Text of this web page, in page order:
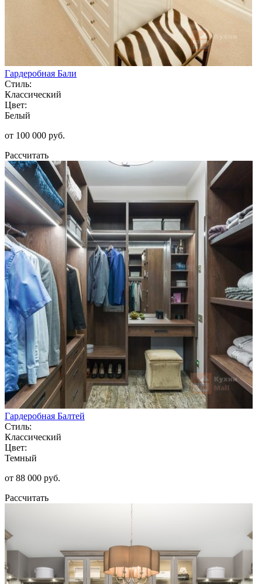
Гардеробная Бали
Стиль:
Классический
Цвет:
Белый
от 100 000 руб.
Рассчитать
Гардеробная Балтей
Стиль:
Классический
Цвет:
Темный
от 88 000 руб.
Рассчитать